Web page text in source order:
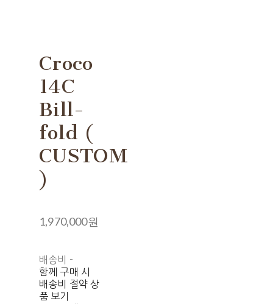
Croco
14C
Bill-
fold (
CUSTOM
)
1,970,000원
배송비 -
함께 구매 시
배송비 절약 상
품 보기